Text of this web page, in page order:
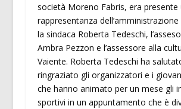
società Moreno Fabris, era presente
rappresentanza
la sindaca Roberta Tedeschi,
Ambra Pezzon e l’assessore alla
Vaiente. Roberta Tedeschi ha
ringraziato gli organizzatori e i
che hanno animato per un mese gli
sportivi in un appuntamento che è